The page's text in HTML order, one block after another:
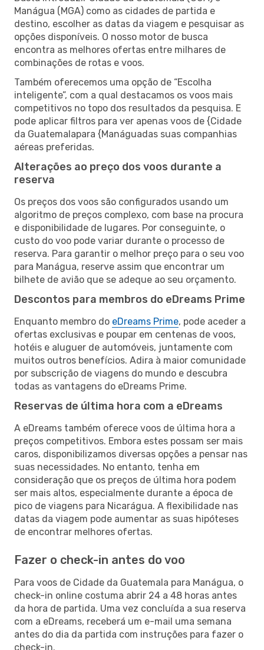
Manágua (MGA) como as cidades de partida e
destino, escolher as datas da viagem e pesquisar as
opções disponíveis. O nosso motor de busca
encontra as melhores ofertas entre milhares de
combinações de rotas e voos.
Também oferecemos uma opção de “Escolha
inteligente”, com a qual destacamos os voos mais
competitivos no topo dos resultados da pesquisa. E
pode aplicar filtros para ver apenas voos de {Cidade
da Guatemalapara {Manáguadas suas companhias
aéreas preferidas.
Alterações ao preço dos voos durante a
reserva
Os preços dos voos são configurados usando um
algoritmo de preços complexo, com base na procura
e disponibilidade de lugares. Por conseguinte, o
custo do voo pode variar durante o processo de
reserva. Para garantir o melhor preço para o seu voo
para Manágua, reserve assim que encontrar um
bilhete de avião que se adeque ao seu orçamento.
Descontos para membros do eDreams Prime
Enquanto membro do eDreams Prime, pode aceder a
ofertas exclusivas e poupar em centenas de voos,
hotéis e aluguer de automóveis, juntamente com
muitos outros benefícios. Adira à maior comunidade
por subscrição de viagens do mundo e descubra
todas as vantagens do eDreams Prime.
Reservas de última hora com a eDreams
A eDreams também oferece voos de última hora a
preços competitivos. Embora estes possam ser mais
caros, disponibilizamos diversas opções a pensar nas
suas necessidades. No entanto, tenha em
consideração que os preços de última hora podem
ser mais altos, especialmente durante a época de
pico de viagens para Nicarágua. A flexibilidade nas
datas da viagem pode aumentar as suas hipóteses
de encontrar melhores ofertas.
Fazer o check-in antes do voo
Para voos de Cidade da Guatemala para Manágua, o
check-in online costuma abrir 24 a 48 horas antes
da hora de partida. Uma vez concluída a sua reserva
com a eDreams, receberá um e-mail uma semana
antes do dia da partida com instruções para fazer o
check-in.